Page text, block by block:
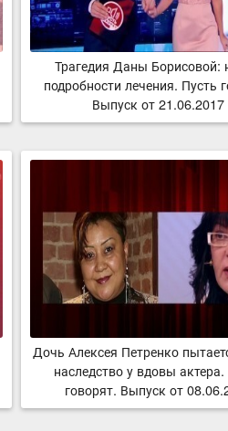
Трагедия Даны Борисовой:
подробности лечения. Пусть
Выпуск от 21.06.2017
Дочь Алексея Петренко
наследство у вдовы актера.
говорят. Выпуск от